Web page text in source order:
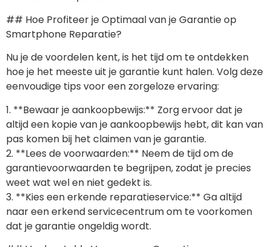
## Hoe Profiteer je Optimaal van je Garantie op
Smartphone Reparatie?
Nu je de voordelen kent, is het tijd om te ontdekken
hoe je het meeste uit je garantie kunt halen. Volg deze
eenvoudige tips voor een zorgeloze ervaring:
1. **Bewaar je aankoopbewijs:** Zorg ervoor dat je
altijd een kopie van je aankoopbewijs hebt, dit kan van
pas komen bij het claimen van je garantie.
2. **Lees de voorwaarden:** Neem de tijd om de
garantievoorwaarden te begrijpen, zodat je precies
weet wat wel en niet gedekt is.
3. **Kies een erkende reparatieservice:** Ga altijd
naar een erkend servicecentrum om te voorkomen
dat je garantie ongeldig wordt.